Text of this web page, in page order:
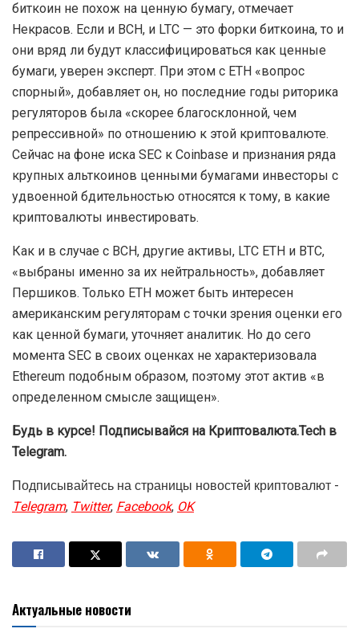
биткоин не похож на ценную бумагу, отмечает
Некрасов. Если и BCH, и LTC — это форки биткоина, то и
они вряд ли будут классифицироваться как ценные
бумаги, уверен эксперт. При этом с ETH «вопрос
спорный», добавляет он, но последние годы риторика
регуляторов была «скорее благосклонной, чем
репрессивной» по отношению к этой криптовалюте.
Сейчас на фоне иска SEC к Coinbase и признания ряда
крупных альткоинов ценными бумагами инвесторы с
удвоенной бдительностью относятся к тому, в какие
криптовалюты инвестировать.
Как и в случае с BCH, другие активы, LTC ETH и BTC,
«выбраны именно за их нейтральность», добавляет
Першиков. Только ETH может быть интересен
американским регуляторам с точки зрения оценки его
как ценной бумаги, уточняет аналитик. Но до сего
момента SEC в своих оценках не характеризовала
Ethereum подобным образом, поэтому этот актив «в
определенном смысле защищен».
Будь в курсе! Подписывайся на Криптовалюта.Tech в
Telegram.
Подписывайтесь на страницы новостей криптовалют -
Telegram,Twitter,Facebook,OK
Актуальные новости